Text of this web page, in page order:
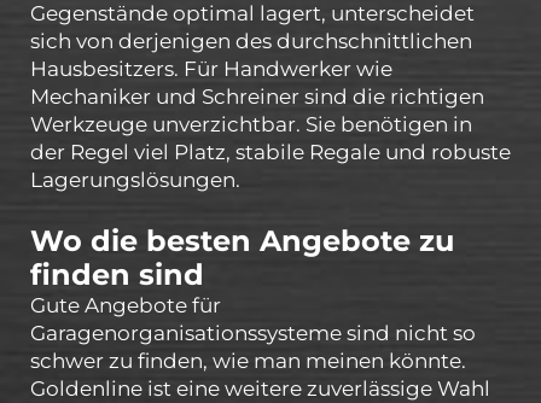
Gegenstände optimal lagert, unterscheidet
sich von derjenigen des durchschnittlichen
Hausbesitzers. Für Handwerker wie
Mechaniker und Schreiner sind die richtigen
Werkzeuge unverzichtbar. Sie benötigen in
der Regel viel Platz, stabile Regale und robuste
Lagerungslösungen.
Wo die besten Angebote zu
finden sind
Gute Angebote für
Garagenorganisationssysteme sind nicht so
schwer zu finden, wie man meinen könnte.
Goldenline ist eine weitere zuverlässige Wahl